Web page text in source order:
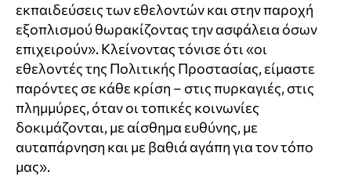
εκπαιδεύσεις των εθελοντών και στην παροχή
εξοπλισμού θωρακίζοντας την ασφάλεια όσων
επιχειρούν». Κλείνοντας τόνισε ότι «οι
εθελοντές της Πολιτικής Προστασίας, είμαστε
παρόντες σε κάθε κρίση – στις πυρκαγιές, στις
πλημμύρες, όταν οι τοπικές κοινωνίες
δοκιμάζονται, με αίσθημα ευθύνης, με
αυταπάρνηση και με βαθιά αγάπη για τον τόπο
μας».